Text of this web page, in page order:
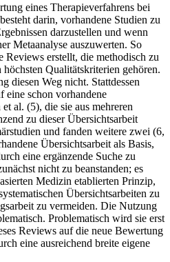
eines Therapieverfahrens bei
darin, vorhandene Studien zu
darzustellen und wenn
Metaanalyse auszuwerten. So
Reviews erstellt, die methodisch zu
Qualitätskriterien gehören.
diesen Weg nicht. Stattdessen
eine schon vorhandene
al. (5), die sie aus mehreren
zu dieser Übersichtsarbeit
und fanden weitere zwei (6,
Übersichtsarbeit als Basis,
eine ergänzende Suche zu
nicht zu beanstanden; es
Medizin etablierten Prinzip,
Übersichtsarbeiten zu
zu vermeiden. Die Nutzung
Problematisch wird sie erst
Reviews auf die neue Bewertung
eine ausreichend breite eigene